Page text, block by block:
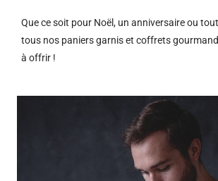
Que ce soit pour Noël, un anniversaire ou
tous nos paniers garnis et coffrets
à offrir !